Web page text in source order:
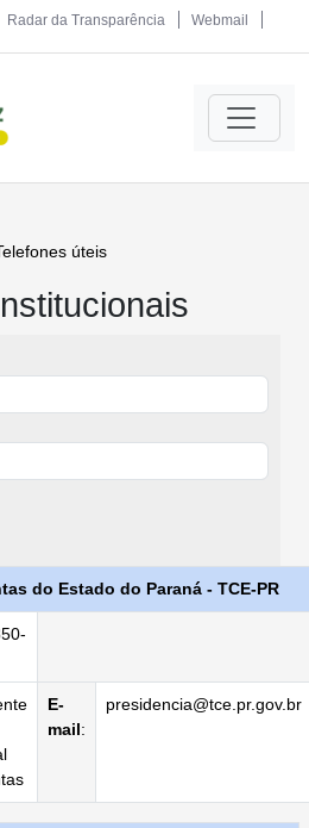
Radar da Transparência Webmail
úteis
do Estado do Paraná - TCE-PR
E-
mail:
presidencia@tce.pr.gov.br